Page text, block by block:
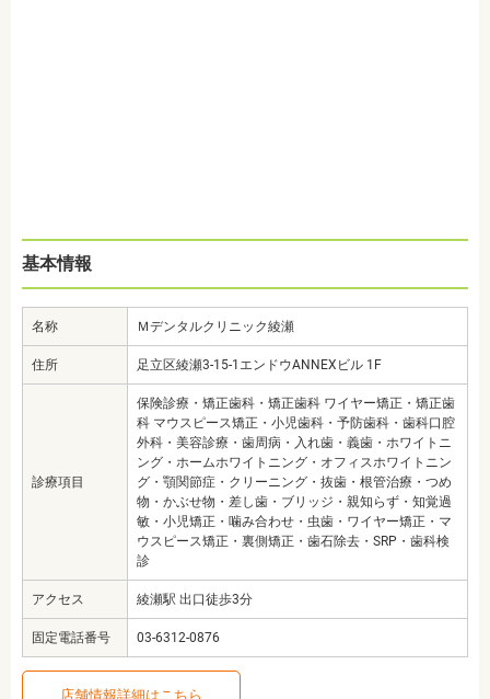
基本情報
名称 Ｍデンタルクリニック綾瀬
住所 足立区綾瀬3-15-1エンドウANNEXビル 1F
診療項目
保険診療・矯正歯科・矯正歯科 ワイヤー矯正・矯正歯
科 マウスピース矯正・小児歯科・予防歯科・歯科口腔
外科・美容診療・歯周病・入れ歯・義歯・ホワイトニ
ング・ホームホワイトニング・オフィスホワイトニン
グ・顎関節症・クリーニング・抜歯・根管治療・つめ
物・かぶせ物・差し歯・ブリッジ・親知らず・知覚過
敏・小児矯正・噛み合わせ・虫歯・ワイヤー矯正・マ
ウスピース矯正・裏側矯正・歯石除去・SRP・歯科検
診
アクセス 綾瀬駅 出口徒歩3分
固定電話番号 03-6312-0876
店舗情報詳細はこちら